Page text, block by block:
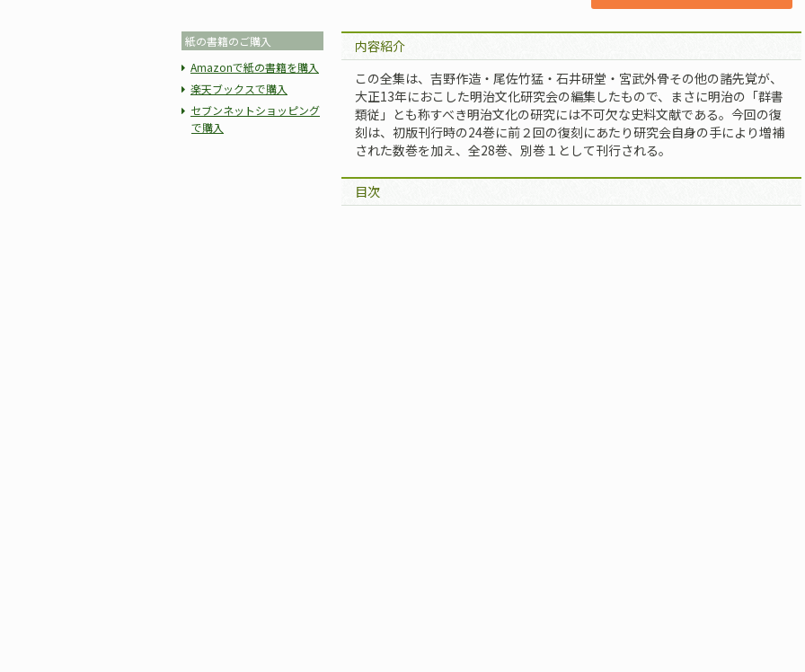
紙の書籍のご購入
Amazonで紙の書籍を購入
楽天ブックスで購入
セブンネットショッピング
で購入
内容紹介
この全集は、吉野作造・尾佐竹猛・石井研堂・宮武外骨その他の諸先覚が、
大正13年におこした明治文化研究会の編集したもので、まさに明治の「群書
類従」とも称すべき明治文化の研究には不可欠な史料文献である。今回の復
刻は、初版刊行時の24巻に前２回の復刻にあたり研究会自身の手により増補
された数巻を加え、全28巻、別巻１として刊行される。
目次